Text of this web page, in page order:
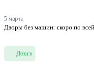
5 марта
Дворы без машин: скоро по
Деньги